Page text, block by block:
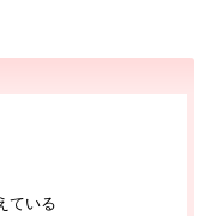
ている